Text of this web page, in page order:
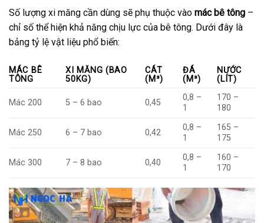
Số lượng xi măng cần dùng sẽ phụ thuộc vào mác bê tông –
chỉ số thể hiện khả năng chịu lực của bê tông. Dưới đây là
bảng tỷ lệ vật liệu phổ biến:
MÁC BÊ
TÔNG
XI MĂNG (BAO
50KG)
CÁT
(M³)
ĐÁ
(M³)
NƯỚC
(LÍT)
Mác 200 5 – 6 bao 0,45
0,8 –
1
170 –
180
Mác 250 6 – 7 bao 0,42
0,8 –
1
165 –
175
Mác 300 7 – 8 bao 0,40
0,8 –
1
160 –
170